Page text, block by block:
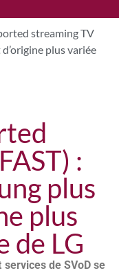
streaming TV
d’origine plus variée
:
plus
plus
de LG
de SVoD se